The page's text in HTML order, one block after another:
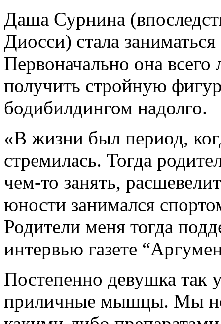
Даша Сурнина
Диосси) стала
Первоначально она
получить стройную
бодибилдингом надолго.
«В жизни был период,
стремилась. Тогда
чем-то занять,
юности занимался
Родители меня тогда
интервью газете
Постепенно девушка так
приличные мышцы. Мы не